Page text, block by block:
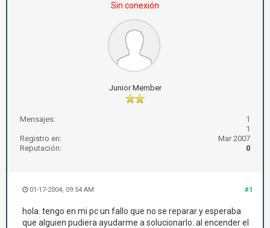
Sin conexión
Junior Member
Mensajes:
1
1
Registro en:
Mar 2007
Reputación:
0
#1
01-17-2004, 09:54 AM
hola. tengo en mi pc un fallo que no se reparar y esperaba
que alguien pudiera ayudarme a solucionarlo. al encender el